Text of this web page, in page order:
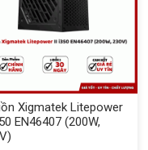
Xigmatek Litepower
EN46407 (200W,